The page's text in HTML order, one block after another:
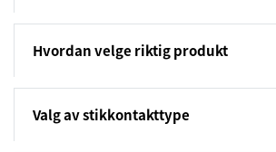
Hvordan velge riktig produkt
Valg av stikkontakttype